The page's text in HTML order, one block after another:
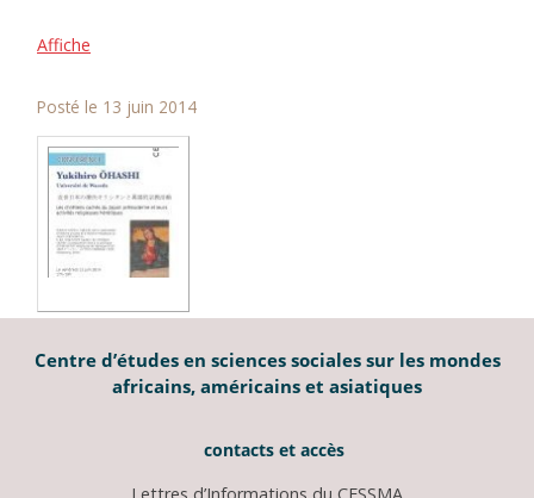
Affiche
Posté le 13 juin 2014
Centre d’études en sciences sociales sur les mondes
africains, américains et asiatiques
contacts et accès